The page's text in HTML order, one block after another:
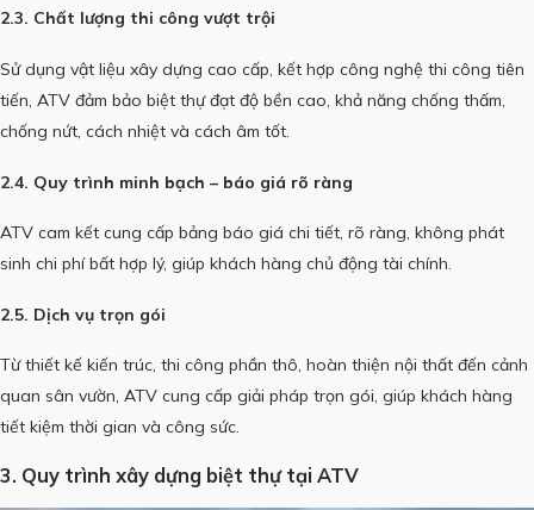
2.3. Chất lượng thi công vượt trội
Sử dụng vật liệu xây dựng cao cấp, kết hợp công nghệ thi công tiên
tiến, ATV đảm bảo biệt thự đạt độ bền cao, khả năng chống thấm,
chống nứt, cách nhiệt và cách âm tốt.
2.4. Quy trình minh bạch – báo giá rõ ràng
ATV cam kết cung cấp bảng báo giá chi tiết, rõ ràng, không phát
sinh chi phí bất hợp lý, giúp khách hàng chủ động tài chính.
2.5. Dịch vụ trọn gói
Từ thiết kế kiến trúc, thi công phần thô, hoàn thiện nội thất đến cảnh
quan sân vườn, ATV cung cấp giải pháp trọn gói, giúp khách hàng
tiết kiệm thời gian và công sức.
3. Quy trình xây dựng biệt thự tại ATV